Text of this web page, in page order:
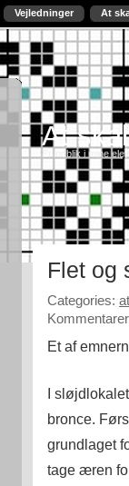
Vejledninger At
At
Et indblik i mine
Flet og
Categories:
Et af
I
bronce.
grundlaget
tage æren